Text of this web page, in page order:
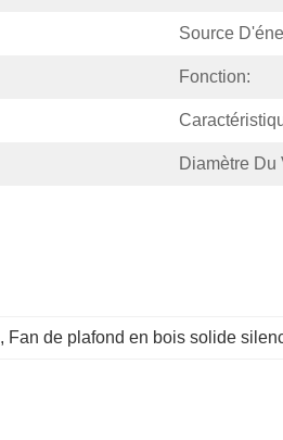
Source
Fonction:
Diamètre Du
, Fan de plafond en bois solide